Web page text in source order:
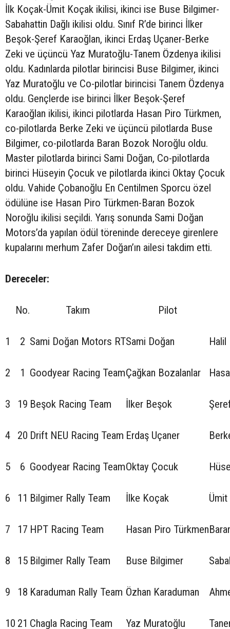
İlk Koçak-Ümit Koçak ikilisi, ikinci ise Buse Bilgimer-
Sabahattin Dağlı ikilisi oldu. Sınıf R’de birinci İlker
Beşok-Şeref Karaoğlan, ikinci Erdaş Uçaner-Berke
Zeki ve üçüncü Yaz Muratoğlu-Tanem Özdenya ikilisi
oldu. Kadınlarda pilotlar birincisi Buse Bilgimer, ikinci
Yaz Muratoğlu ve Co-pilotlar birincisi Tanem Özdenya
oldu. Gençlerde ise birinci İlker Beşok-Şeref
Karaoğlan ikilisi, ikinci pilotlarda Hasan Piro Türkmen,
co-pilotlarda Berke Zeki ve üçüncü pilotlarda Buse
Bilgimer, co-pilotlarda Baran Bozok Noroğlu oldu.
Master pilotlarda birinci Sami Doğan, Co-pilotlarda
birinci Hüseyin Çocuk ve pilotlarda ikinci Oktay Çocuk
oldu. Vahide Çobanoğlu En Centilmen Sporcu özel
ödülüne ise Hasan Piro Türkmen-Baran Bozok
Noroğlu ikilisi seçildi. Yarış sonunda Sami Doğan
Motors’da yapılan ödül töreninde dereceye girenlere
kupalarını merhum Zafer Doğan’ın ailesi takdim etti.
Dereceler:
No. Takım Pilot
1 2 Sami Doğan Motors RTSami Doğan Halil
2 1 Goodyear Racing TeamÇağkan Bozalanlar
3 19 Beşok Racing Team İlker Beşok
4 20 Drift NEU Racing Team Erdaş Uçaner
5 6 Goodyear Racing TeamOktay Çocuk
6 11 Bilgimer Rally Team İlke Koçak
7 17 HPT Racing Team Hasan Piro Türkmen
8 15 Bilgimer Rally Team Buse Bilgimer
9 18 Karaduman Rally Team Özhan Karaduman
10 21 Chagla Racing Team Yaz Muratoğlu